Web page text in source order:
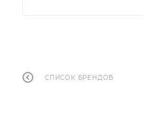
СПИСОК БРЕНДОВ